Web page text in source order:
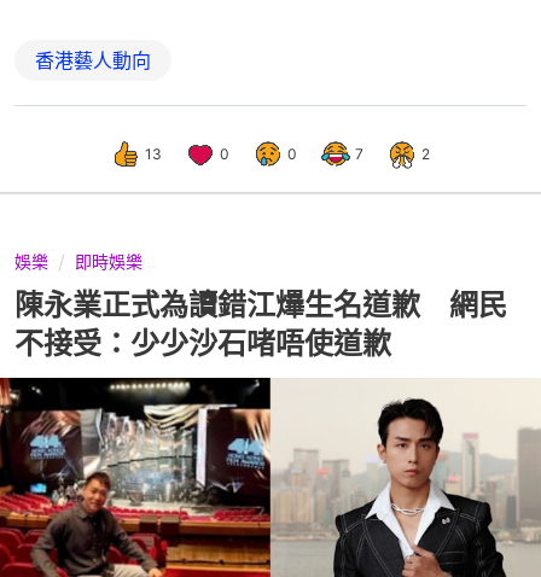
香港藝人動向
13 0 0 7 2
娛樂 即時娛樂
陳永業正式為讀錯江𤒹生名道歉 網民
不接受：少少沙石啫唔使道歉